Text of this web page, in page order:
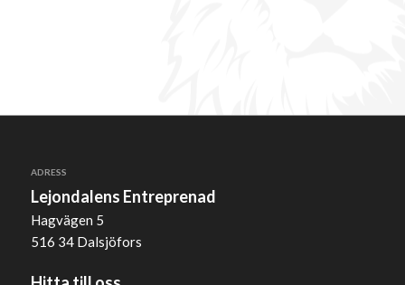
ADRESS
Lejondalens Entreprenad
Hagvägen 5
516 34 Dalsjöfors